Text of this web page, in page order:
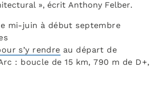
», écrit Anthony Felber.
mi-juin à début septembre
s’y rendre au départ de
: boucle de 15 km, 790 m de D+,